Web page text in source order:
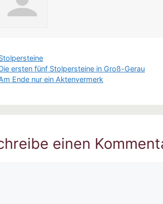
ersten fünf Stolpersteine in Groß-Gerau
Ende nur ein Aktenvermerk
einen